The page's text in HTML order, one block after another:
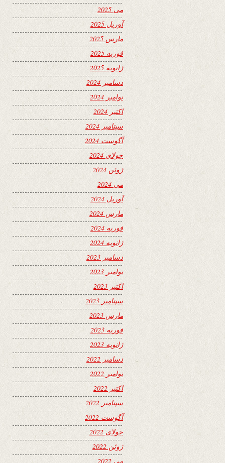
می 2025
آوریل 2025
مارس 2025
فوریه 2025
ژانویه 2025
دسامبر 2024
نوامبر 2024
اکتبر 2024
سپتامبر 2024
آگوست 2024
جولای 2024
ژوئن 2024
می 2024
آوریل 2024
مارس 2024
فوریه 2024
ژانویه 2024
دسامبر 2023
نوامبر 2023
اکتبر 2023
سپتامبر 2023
مارس 2023
فوریه 2023
ژانویه 2023
دسامبر 2022
نوامبر 2022
اکتبر 2022
سپتامبر 2022
آگوست 2022
جولای 2022
ژوئن 2022
می 2022